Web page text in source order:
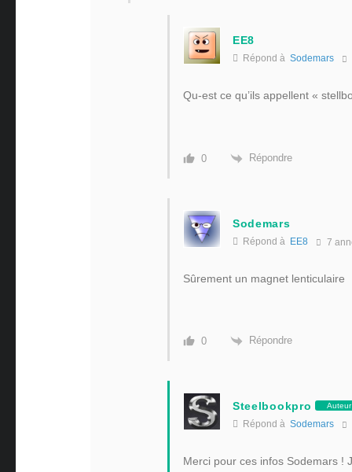
EE8
Répond à Sodemars
Qu-est ce qu’ils appellent «
0 Répondre
Sodemars
Répond à EE8 7
Sûrement un magnet lenticulaire
0 Répondre
Steelbookpro Auteur
Répond à Sodemars
Merci pour ces infos Sodemars !